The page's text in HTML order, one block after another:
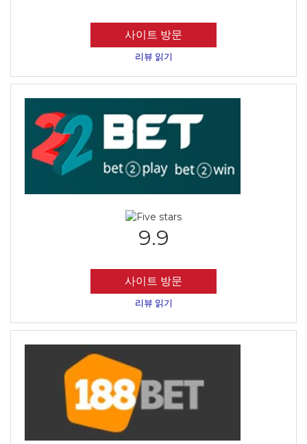
사이트 방문
리뷰 읽기
9.9
사이트 방문
리뷰 읽기